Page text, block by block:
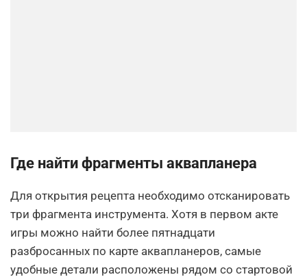
Где найти фрагменты аквапланера
Для открытия рецепта необходимо отсканировать
три фрагмента инструмента. Хотя в первом акте
игры можно найти более пятнадцати
разбросанных по карте аквапланеров, самые
удобные детали расположены рядом со стартовой